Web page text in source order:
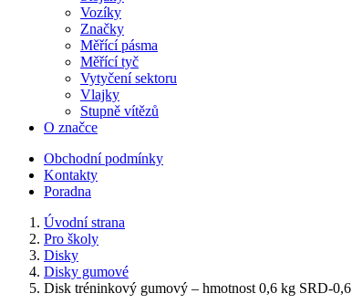
Vozíky
Značky
Měřící pásma
Měřící tyč
Vytyčení sektoru
Vlajky
Stupně vítězů
O značce
Obchodní podmínky
Kontakty
Poradna
Úvodní strana
Pro školy
Disky
Disky gumové
Disk tréninkový gumový – hmotnost 0,6 kg SRD-0,6